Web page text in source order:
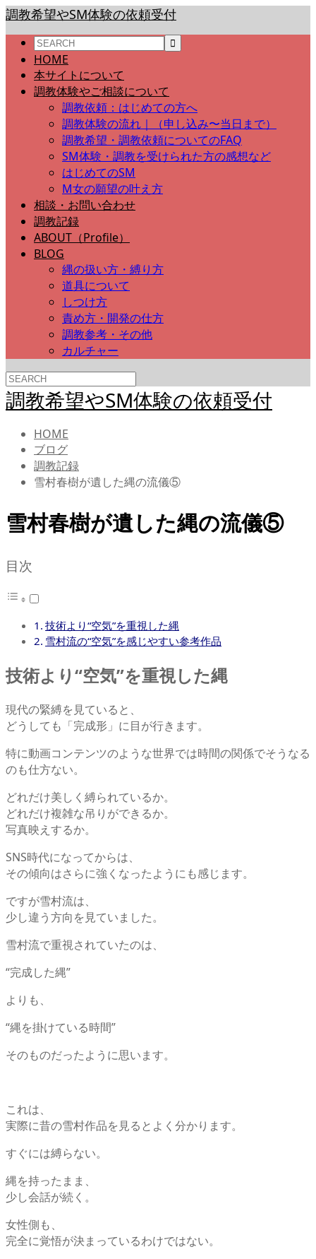
調教希望やSM体験の依頼受付
HOME
本サイトについて
調教体験やご相談について
調教依頼：はじめての方へ
調教体験の流れ｜（申し込み〜当日まで）
調教希望・調教依頼についてのFAQ
SM体験・調教を受けられた方の感想など
はじめてのSM
M女の願望の叶え方
相談・お問い合わせ
調教記録
ABOUT（Profile）
BLOG
縄の扱い方・縛り方
道具について
しつけ方
責め方・開発の仕方
調教参考・その他
カルチャー
調教希望やSM体験の依頼受付
HOME
ブログ
調教記録
雪村春樹が遺した縄の流儀⑤
雪村春樹が遺した縄の流儀⑤
目次
技術より“空気”を重視した縄
雪村流の“空気”を感じやすい参考作品
技術より“空気”を重視した縄
現代の緊縛を見ていると、
どうしても「完成形」に目が行きます。
特に動画コンテンツのような世界では時間の関係でそうなる
のも仕方ない。
どれだけ美しく縛られているか。
どれだけ複雑な吊りができるか。
写真映えするか。
SNS時代になってからは、
その傾向はさらに強くなったようにも感じます。
ですが雪村流は、
少し違う方向を見ていました。
雪村流で重視されていたのは、
“完成した縄”
よりも、
“縄を掛けている時間”
そのものだったように思います。
これは、
実際に昔の雪村作品を見るとよく分かります。
すぐには縛らない。
縄を持ったまま、
少し会話が続く。
女性側も、
完全に覚悟が決まっているわけではない。